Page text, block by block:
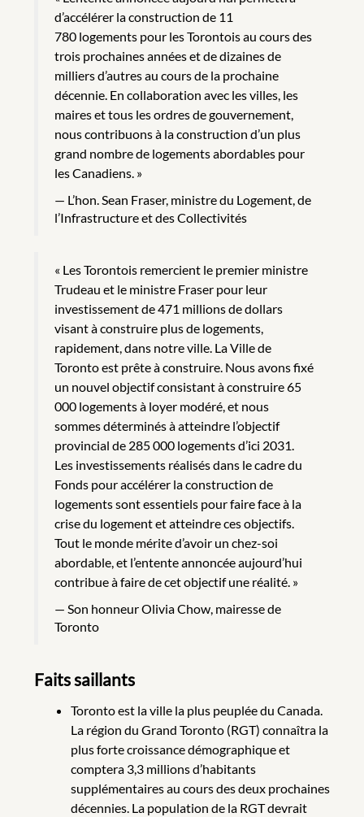
d’accélérer la construction de 11
780 logements pour les Torontois au cours des
trois prochaines années et de dizaines de
milliers d’autres au cours de la prochaine
décennie. En collaboration avec les villes, les
maires et tous les ordres de gouvernement,
nous contribuons à la construction d’un plus
grand nombre de logements abordables pour
les Canadiens. »
L’hon. Sean Fraser, ministre du Logement, de
l’Infrastructure et des Collectivités
« Les Torontois remercient le premier ministre
Trudeau et le ministre Fraser pour leur
investissement de 471 millions de dollars
visant à construire plus de logements,
rapidement, dans notre ville. La Ville de
Toronto est prête à construire. Nous avons fixé
un nouvel objectif consistant à construire 65
000 logements à loyer modéré, et nous
sommes déterminés à atteindre l’objectif
provincial de 285 000 logements d’ici 2031.
Les investissements réalisés dans le cadre du
Fonds pour accélérer la construction de
logements sont essentiels pour faire face à la
crise du logement et atteindre ces objectifs.
Tout le monde mérite d’avoir un chez-soi
abordable, et l’entente annoncée aujourd’hui
contribue à faire de cet objectif une réalité. »
Son honneur Olivia Chow, mairesse de
Toronto
Faits saillants
Toronto est la ville la plus peuplée du Canada.
La région du Grand Toronto (RGT) connaîtra la
plus forte croissance démographique et
comptera 3,3 millions d’habitants
supplémentaires au cours des deux prochaines
décennies. La population de la RGT devrait